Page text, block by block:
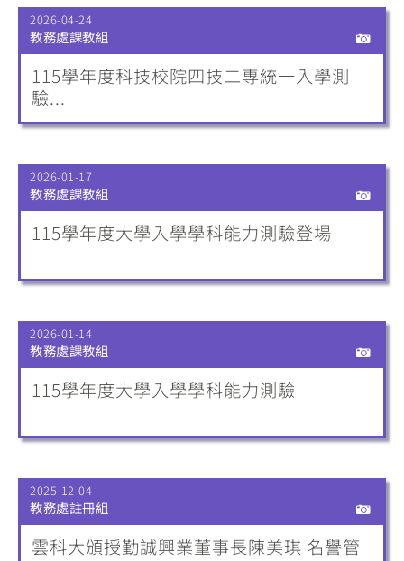
2026-04-24
教務處課教組
115學年度科技校院四技二專統一入學測
驗...
2026-01-17
教務處課教組
115學年度大學入學學科能力測驗登場
2026-01-14
教務處課教組
115學年度大學入學學科能力測驗
2025-12-04
教務處註冊組
雲科大頒授勤誠興業董事長陳美琪 名譽管